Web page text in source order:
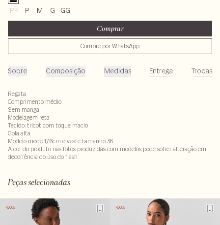
PP P M G GG
Comprar
Compre por WhatsApp
Sobre Composição Medidas Entrega Trocas
Regata
Comprimento médio
Sem manga
Modelagem reta
Tecido: tricot com toque macio
Gola alta
Modelo mede 1,76cm e veste tamanho 36
A cor do produto nas fotos produzidas com modelos pode sofrer alteração em
decorrência do uso do flash
Peças selecionadas
-50% -50%